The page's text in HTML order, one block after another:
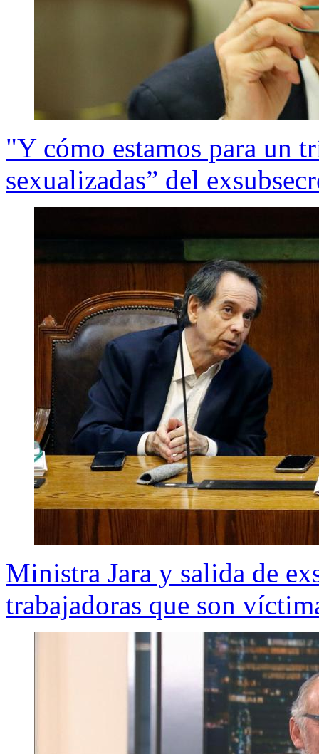
"Y cómo estamos para un
sexualizadas” del
Ministra Jara y salida de
trabajadoras que son